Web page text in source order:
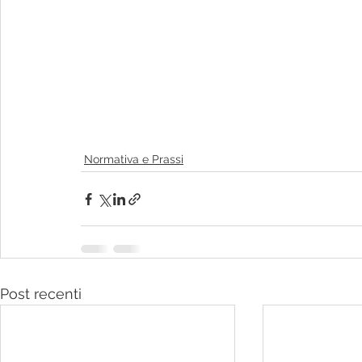
Normativa e Prassi
Post recenti